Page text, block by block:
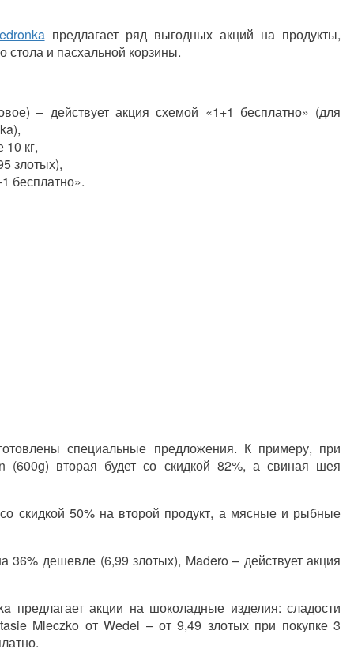
предлагает ряд выгодных акций на продукты,
стола и пасхальной корзины.
– действует акция схемой «1+1 бесплатно» (для
кг,
злотых),
бесплатно».
специальные предложения. К примеру, при
(600g) вторая будет со скидкой 82%, а свиная шея
скидкой 50% на второй продукт, а мясные и рыбные
дешевле (6,99 злотых), Madero – действует акция
предлагает акции на шоколадные изделия: сладости
Mleczko от Wedel – от 9,49 злотых при покупке 3